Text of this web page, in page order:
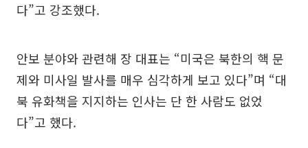
다”고 강조했다.
안보 분야와 관련해 장 대표는 “미국은 북한의 핵 문
제와 미사일 발사를 매우 심각하게 보고 있다”며 “대
북 유화책을 지지하는 인사는 단 한 사람도 없었
다”고 했다.